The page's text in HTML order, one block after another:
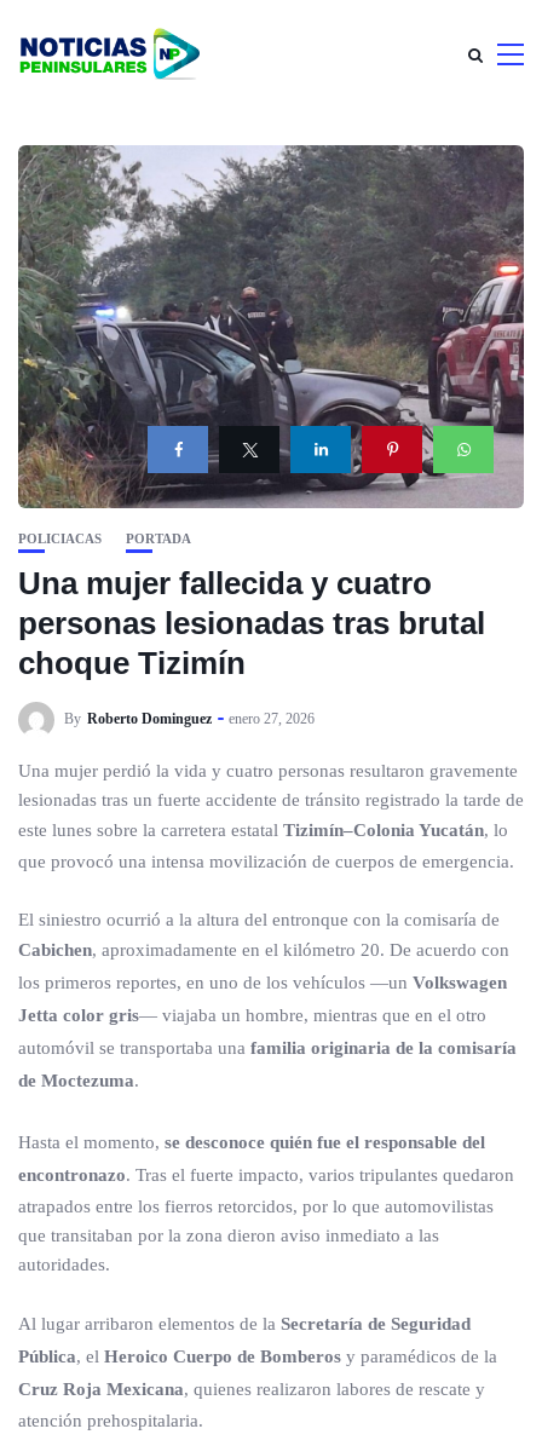
POLICIACAS PORTADA
Una mujer fallecida y cuatro
personas lesionadas tras brutal
choque Tizimín
By Roberto Dominguez enero 27, 2026
Una mujer perdió la vida y cuatro personas resultaron gravemente
lesionadas tras un fuerte accidente de tránsito registrado la tarde de
este lunes sobre la carretera estatal Tizimín–Colonia Yucatán, lo
que provocó una intensa movilización de cuerpos de emergencia.
El siniestro ocurrió a la altura del entronque con la comisaría de
Cabichen, aproximadamente en el kilómetro 20. De acuerdo con
los primeros reportes, en uno de los vehículos —un Volkswagen
Jetta color gris— viajaba un hombre, mientras que en el otro
automóvil se transportaba una familia originaria de la comisaría
de Moctezuma.
Hasta el momento, se desconoce quién fue el responsable del
encontronazo. Tras el fuerte impacto, varios tripulantes quedaron
atrapados entre los fierros retorcidos, por lo que automovilistas
que transitaban por la zona dieron aviso inmediato a las
autoridades.
Al lugar arribaron elementos de la Secretaría de Seguridad
Pública, el Heroico Cuerpo de Bomberos y paramédicos de la
Cruz Roja Mexicana, quienes realizaron labores de rescate y
atención prehospitalaria.